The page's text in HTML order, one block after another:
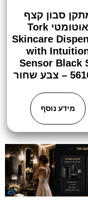
סבון קצף
אוטומטי Tork
Skincare
with
Sensor Black
שחור
מידע נוסף